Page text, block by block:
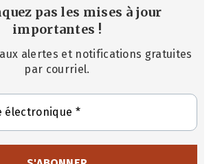
pas les mises à jour
importantes !
alertes et notifications gratuites
par courriel.